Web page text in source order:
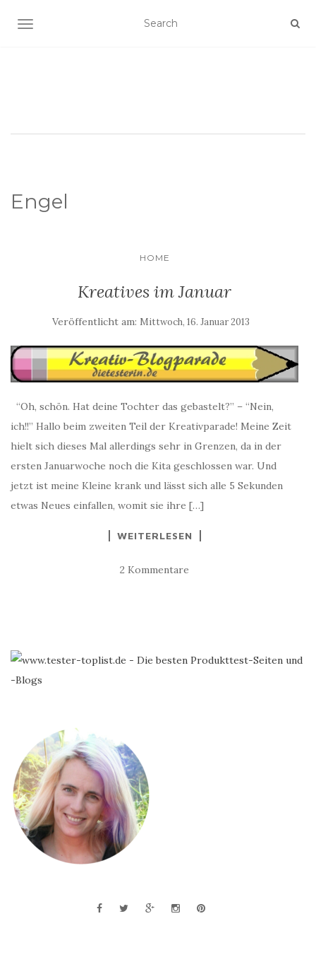
SCHALTE NAVIGATION
Engel
HOME
Kreatives im Januar
Veröffentlicht am: Mittwoch, 16. Januar 2013
“Oh, schön. Hat deine Tochter das gebastelt?” – “Nein,
ich!!” Hallo beim zweiten Teil der Kreativparade! Meine Zeit
hielt sich dieses Mal allerdings sehr in Grenzen, da in der
ersten Januarwoche noch die Kita geschlossen war. Und
jetzt ist meine Kleine krank und lässt sich alle 5 Sekunden
etwas Neues einfallen, womit sie ihre […]
WEITERLESEN
2 Kommentare